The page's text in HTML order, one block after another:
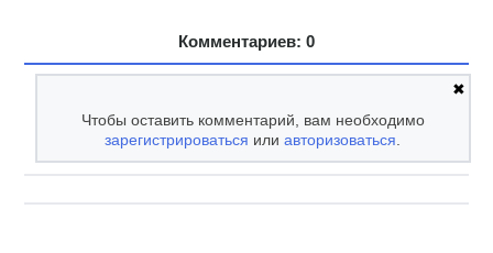
Комментариев: 0
✖
Чтобы оставить комментарий, вам необходимо
зарегистрироваться илиавторизоваться